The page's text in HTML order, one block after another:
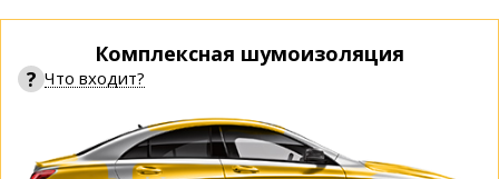
Комплексная шумоизоляция
? Что входит?